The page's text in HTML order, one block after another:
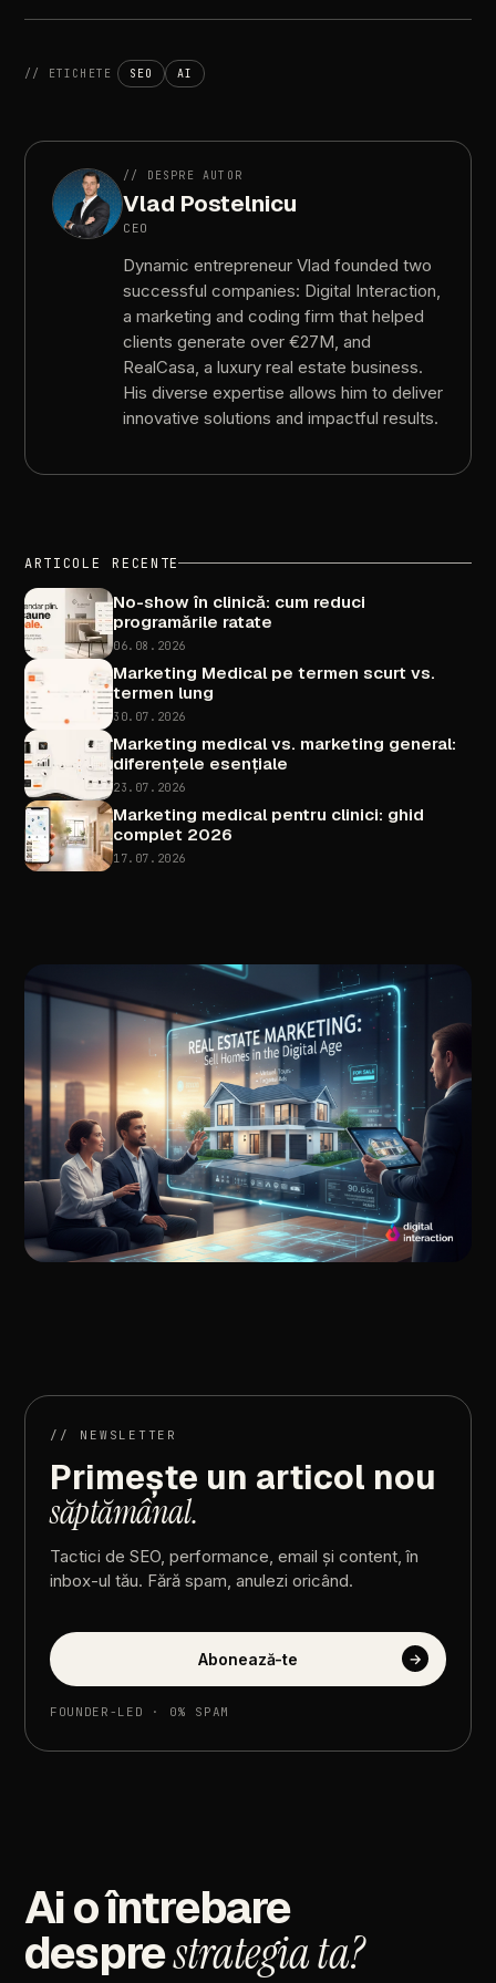
// ETICHETE SEO AI
// DESPRE AUTOR
Vlad Postelnicu
CEO
Dynamic entrepreneur Vlad founded two
successful companies: Digital Interaction,
a marketing and coding firm that helped
clients generate over €27M, and
RealCasa, a luxury real estate business.
His diverse expertise allows him to deliver
innovative solutions and impactful results.
ARTICOLE RECENTE
No-show în clinică: cum reduci
programările ratate
06.08.2026
Marketing Medical pe termen scurt vs.
termen lung
30.07.2026
Marketing medical vs. marketing general:
diferențele esențiale
23.07.2026
Marketing medical pentru clinici: ghid
complet 2026
17.07.2026
// NEWSLETTER
Primește un articol nou
săptămânal.
Tactici de SEO, performance, email și content, în
inbox-ul tău. Fără spam, anulezi oricând.
Abonează-te →
FOUNDER-LED · 0% SPAM
Aioîntrebare
desprestrategiata?